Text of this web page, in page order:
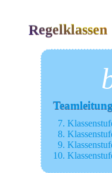
Regelklassen
7.
8.
9.
10.